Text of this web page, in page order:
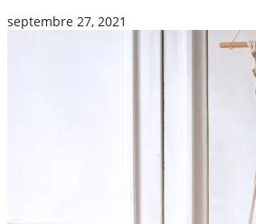
septembre 27, 2021